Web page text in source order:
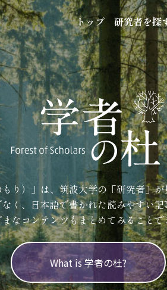
トップ 研究者を探
り）」は、筑波大学の「研究者」
く、日本語で書かれた読みやすい
まなコンテンツもまとめてみること
What is 学者の杜?